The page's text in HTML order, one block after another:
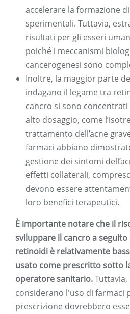
accelerare la formazione
sperimentali. Tuttavia,
risultati per gli esseri
poiché i meccanismi
cancerogenesi sono
Inoltre, la maggior parte
indagano il legame tra
cancro si sono
alto dosaggio, come
trattamento dell’acne
farmaci abbiano
gestione dei sintomi
effetti collaterali,
devono essere
loro benefici terapeutici.
È importante notare che il
sviluppare il cancro a
retinoidi è relativamente
usato come prescritto sotto
operatore sanitario.Tuttavia,
considerano l'uso di farmaci
prescrizione dovrebbero